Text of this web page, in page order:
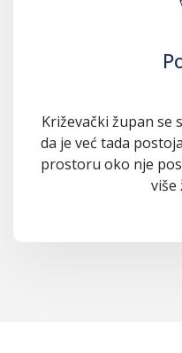
Križevački župan se
da je već tada
prostoru oko nje
više